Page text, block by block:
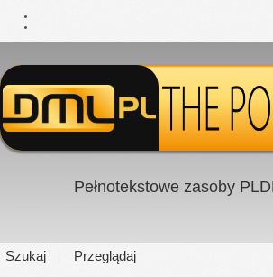
Pełnotekstowe zasoby
Szukaj Przeglądaj